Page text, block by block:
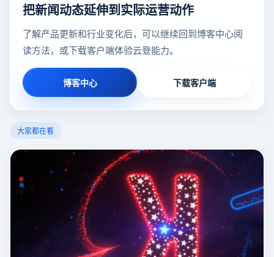
把新闻动态延伸到实际运营动作
了解产品更新和行业变化后，可以继续回到博客中心阅
读方法，或下载客户端体验云登能力。
博客中心 下载客户端
大家都在看